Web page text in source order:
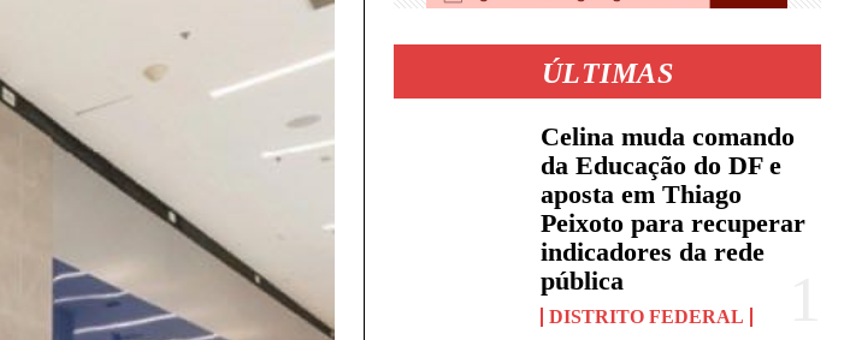
ÚLTIMAS
Celina muda comando
da Educação do DF e
aposta em Thiago
Peixoto para recuperar
indicadores da rede
pública
DISTRITO FEDERAL